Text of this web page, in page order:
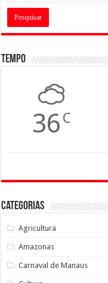
Tempo
36 C
Categorias
Agricultura
Amazonas
Carnaval de Manaus